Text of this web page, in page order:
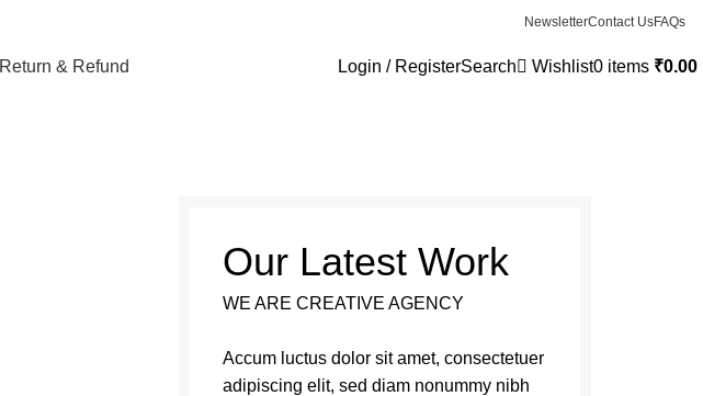
NewsletterContact UsFAQs
Return & Refund Login / RegisterSearch Wishlist0 items ₹0.00
Our Latest Work
WE ARE CREATIVE AGENCY
Accum luctus dolor sit amet, consectetuer
adipiscing elit, sed diam nonummy nibh